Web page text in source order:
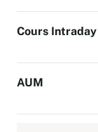
Cours Intraday
AUM